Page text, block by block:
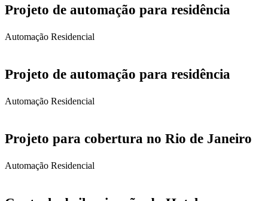
Projeto de automação para residência
Automação Residencial
Projeto de automação para residência
Automação Residencial
Projeto para cobertura no Rio de Janeiro
Automação Residencial